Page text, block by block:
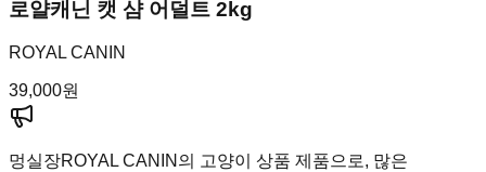
로얄캐닌 캣 샴 어덜트 2kg
ROYAL CANIN
39,000원
멍실장ROYAL CANIN의 고양이 상품 제품으로, 많은